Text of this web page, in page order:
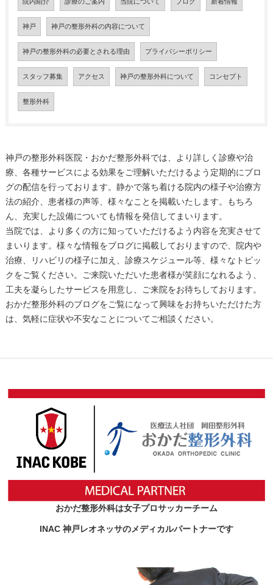
神戸 神戸の整形外科の内容について
神戸の整形外科の必要とされる理由 プライバシーポリシー
スタッフ募集 アクセス 神戸の整形外科について コンセプト
整形外科
神戸の整形外科医院・おかだ整形外科では、より詳しく診療や治
療、各種サービスによる効果をご理解いただけるよう定期的にブロ
グの配信を行っております。静かで落ち着ける院内の様子や治療方
法の紹介、患者様の声等、様々なことを掲載いたします。もちろ
ん、充実した設備についても情報を発信してまいります。
当院では、より多くの方に知っていただけるよう内容を充実させて
まいります。様々な情報をブログに掲載しておりますので、院内や
治療、リハビリの様子に加え、診療スケジュール等、様々なトピッ
クをご覧ください。ご来院いただいた患者様が笑顔になれるよう、
工夫を凝らしたサービスを用意し、ご来院をお待ちしております。
おかだ整形外科のブログをご覧になって興味をお持ちいただけた方
は、気軽に症状や不安なことについてご相談ください。
おかだ整形外科は女子プロサッカーチーム
INAC 神戸レオネッサのメディカルパートナーです